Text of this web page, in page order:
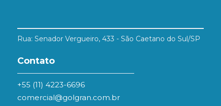
Rua: Senador Vergueiro, 433 - São Caetano do Sul/SP
Contato
+55 (11) 4223-6696
comercial@golgran.com.br